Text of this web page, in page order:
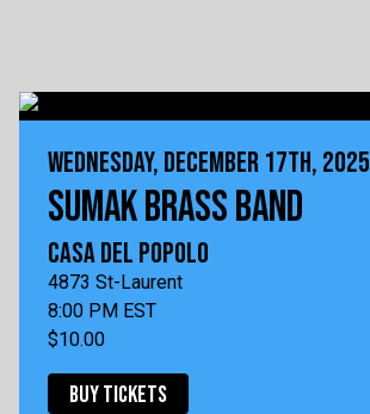
WEDNESDAY, DECEMBER 17TH, 2025
SUMAK BRASS BAND
CASA DEL POPOLO
4873 St-Laurent
8:00 PM EST
$10.00
BUY TICKETS